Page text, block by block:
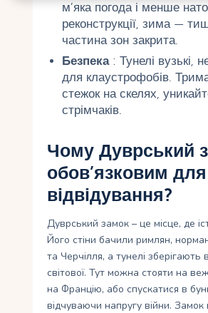
м’яка погода і менше
реконструкції, зима —
частина зон закрита.
Безпека: Тунелі вузькі,
для клаустрофобів.
стежок на скелях,
стрімчаків.
Чому Дуврський
обов’язковим для
відвідування?
Дуврський замок – це місце, де
Його стіни бачили римлян,
та Черчілля, а тунелі зберігають
світової. Тут можна стояти на
на Францію, або спускатися в
відчуваючи напругу війни. Замок